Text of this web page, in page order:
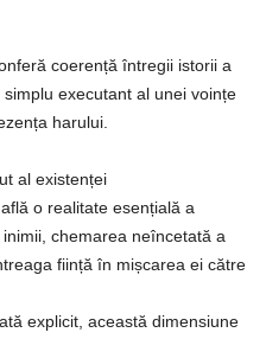
coerență întregii istorii a
executant al unei voințe
harului.
al existenței
o realitate esențială a
chemarea neîncetată a
ființă în mișcarea ei către
explicit, această dimensiune